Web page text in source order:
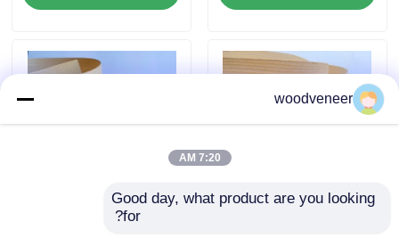
اتصل بنا
اطلب اقتباس
قشرة الخشب الطبيعي
Widely Sturdy Genuine
woodveneer
7:20 AM
Good day, what product are you looking
for?